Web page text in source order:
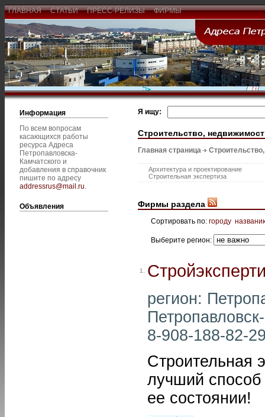
ГЛАВНАЯ СТАТЬИ ПРЕСС-РЕЛИЗЫ ФИРМЫ
Информация
По всем вопросам
касающихся работы
ресурса Адреса
Петропавловска-
Камчатского и
добавления в справочник
пишите по адресу
addressrus@mail.ru.
Объявления
Я ищу:
Строительство,
Главная страница
Архитектура и проектирование
Строительная экспертиза
Фирмы раздела
Сортировать по: городу
Выберите регион:
1.
регион:
8-908-188-82-
Строительная
лучший
ее состоянии!